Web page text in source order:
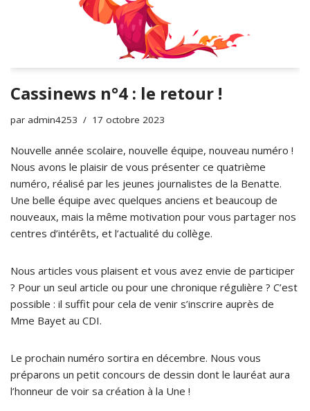
Cassinews n°4 : le retour !
par admin4253 17 octobre 2023
Nouvelle année scolaire, nouvelle équipe, nouveau numéro !
Nous avons le plaisir de vous présenter ce quatrième
numéro, réalisé par les jeunes journalistes de la Benatte.
Une belle équipe avec quelques anciens et beaucoup de
nouveaux, mais la même motivation pour vous partager nos
centres d’intérêts, et l’actualité du collège.
Nous articles vous plaisent et vous avez envie de participer
? Pour un seul article ou pour une chronique régulière ? C’est
possible : il suffit pour cela de venir s’inscrire auprès de
Mme Bayet au CDI.
Le prochain numéro sortira en décembre. Nous vous
préparons un petit concours de dessin dont le lauréat aura
l’honneur de voir sa création à la Une !